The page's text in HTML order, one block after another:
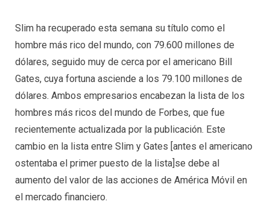
Slim ha recuperado esta semana su título como el
hombre más rico del mundo, con 79.600 millones de
dólares, seguido muy de cerca por el americano Bill
Gates, cuya fortuna asciende a los 79.100 millones de
dólares. Ambos empresarios encabezan la lista de los
hombres más ricos del mundo de Forbes, que fue
recientemente actualizada por la publicación. Este
cambio en la lista entre Slim y Gates [antes el americano
ostentaba el primer puesto de la lista]se debe al
aumento del valor de las acciones de América Móvil en
el mercado financiero.